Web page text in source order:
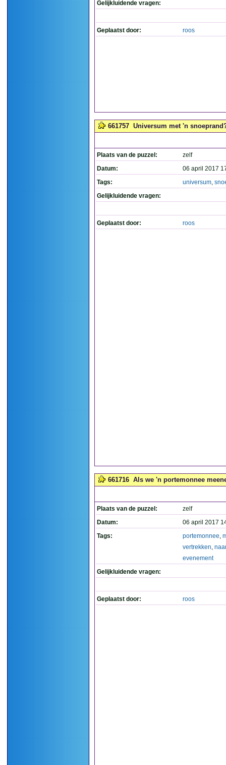
Gelijkluidende vragen:
Geplaatst door: roos
661757 Universum met 'n
Plaats van de puzzel:
zelf
Datum:
06 april 2017
Tags:
universum,
Gelijkluidende vragen:
Geplaatst door: roos
661716 Als we 'n portemonnee
Plaats van de puzzel:
zelf
Datum:
06 april 2017
Tags:
portemonnee,
vertrekken, naar
evenement
Gelijkluidende vragen:
Geplaatst door: roos